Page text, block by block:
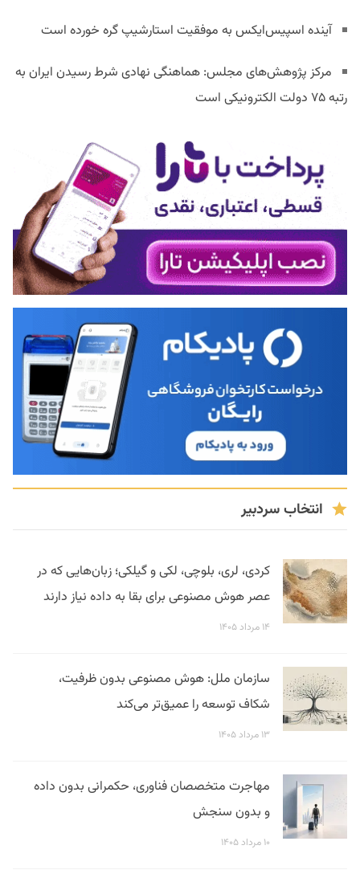
آینده اسپیس‌ایکس به موفقیت استارشیپ گره خورده است
مرکز پژوهش‌های مجلس: هماهنگی نهادی شرط رسیدن ایران به
رتبه ۷۵ دولت الکترونیکی است
انتخاب سردبیر
کردی، لری، بلوچی، لکی و گیلکی؛ زبان‌هایی که در
عصر هوش مصنوعی برای بقا به داده نیاز دارند
۱۴ مرداد ۱۴۰۵
سازمان ملل: هوش مصنوعی بدون ظرفیت،
شکاف توسعه را عمیق‌تر می‌کند
۱۳ مرداد ۱۴۰۵
مهاجرت متخصصان فناوری، حکمرانی بدون داده
و بدون سنجش
۱۰ مرداد ۱۴۰۵